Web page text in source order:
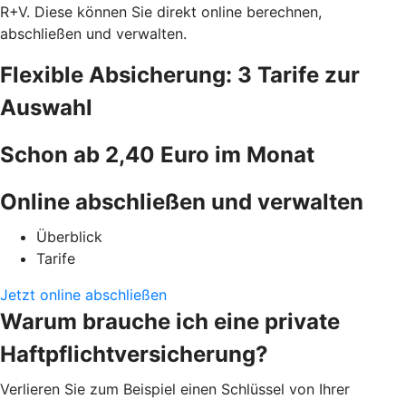
R+V. Diese können Sie direkt online berechnen,
abschließen und verwalten.
Flexible Absicherung: 3 Tarife zur
Auswahl
Schon ab 2,40 Euro im Monat
Online abschließen und verwalten
Überblick
Tarife
Jetzt online abschließen
Warum brauche ich eine private
Haftpflichtversicherung?
Verlieren Sie zum Beispiel einen Schlüssel von Ihrer